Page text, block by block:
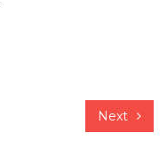
Next